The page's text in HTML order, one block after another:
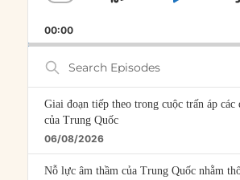
RATE
00:00
Search
Episodes
Giai đoạn tiếp theo trong cuộc trấn áp các
của Trung Quốc
06/08/2026
Nỗ lực âm thầm của Trung Quốc nhằm